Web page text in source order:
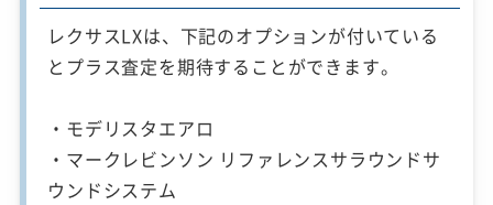
レクサスLXは、下記のオプションが付いている
とプラス査定を期待することができます。
・モデリスタエアロ
・マークレビンソン リファレンスサラウンドサ
ウンドシステム